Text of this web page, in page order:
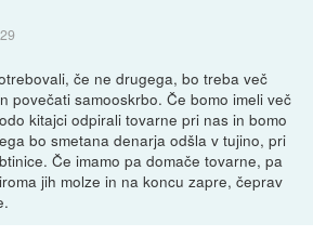
če ne drugega, bo treba več
povečati samooskrbo. Če bomo imeli več
kitajci odpirali tovarne pri nas in bomo
bo smetana denarja odšla v tujino, pri
Če imamo pa domače tovarne, pa
jih molze in na koncu zapre, čeprav